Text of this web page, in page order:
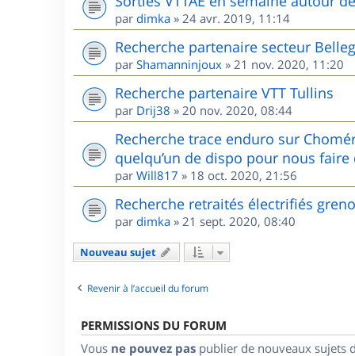
par dimka » 24 avr. 2019, 11:14
Recherche partenaire secteur
par Shamanninjoux » 21 nov. 2020, 11:20
Recherche partenaire VTT Tullins
par Drij38 » 20 nov. 2020, 08:44
Recherche trace enduro sur
quelqu’un de dispo pour nous
par Will817 » 18 oct. 2020, 21:56
Recherche retraités électrifiés
par dimka » 21 sept. 2020, 08:40
Nouveau sujet
Revenir à l’accueil du forum
PERMISSIONS DU FORUM
Vous ne pouvez pas publier de nouveaux sujets